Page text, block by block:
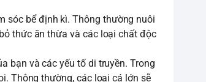
sóc bể định kì. Thông thường nuôi
thức ăn thừa và các loại chất độc
bạn và các yếu tố di truyền. Trong
Thông thường, các loại cá lớn sẽ